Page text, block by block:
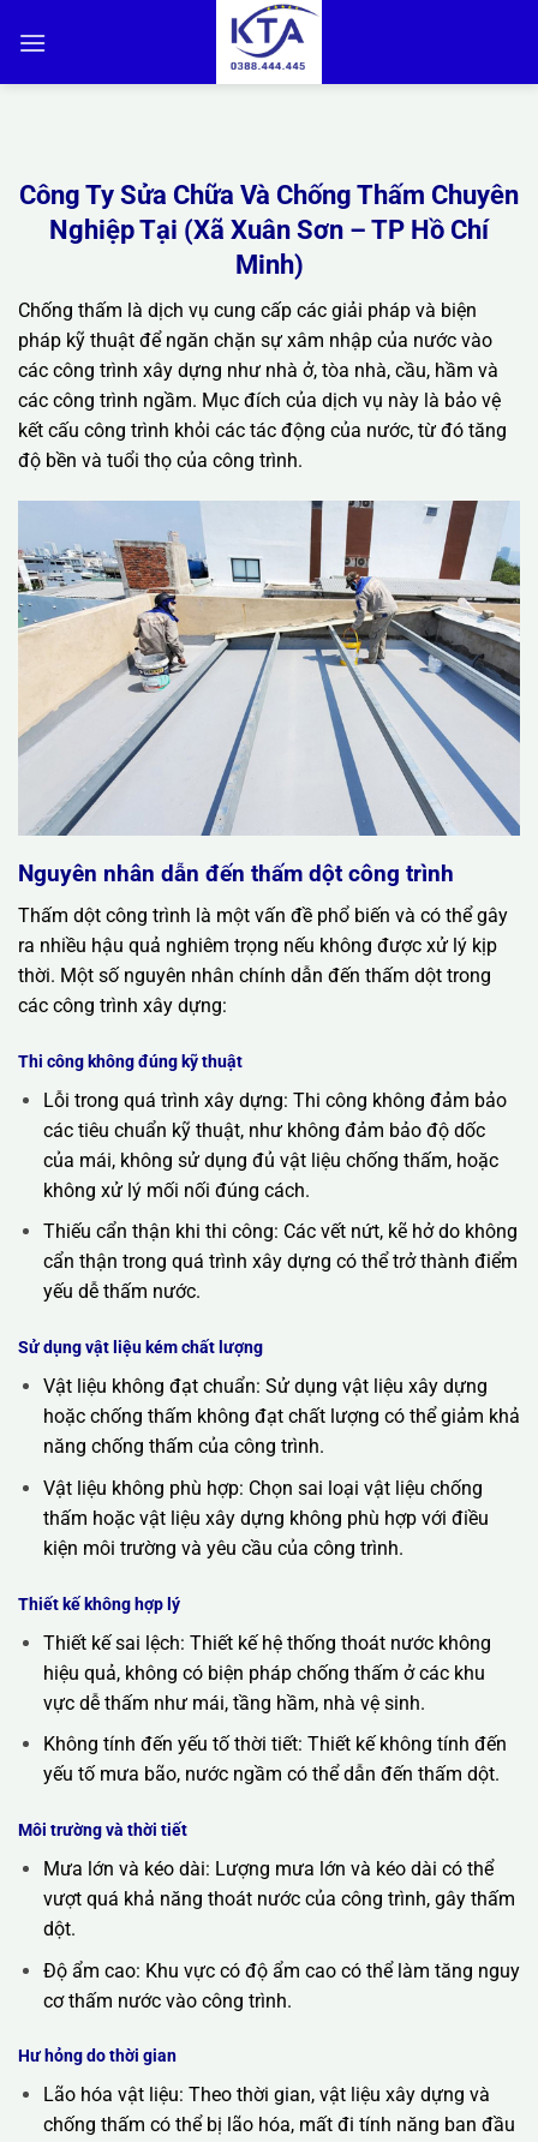
qua
Công Ty Sửa Chữa Và Chống Thấm Chuyên
Nghiệp Tại (Xã Xuân Sơn – TP Hồ Chí
Minh)
Chống thấm là dịch vụ cung cấp các giải pháp và biện
pháp kỹ thuật để ngăn chặn sự xâm nhập của nước vào
các công trình xây dựng như nhà ở, tòa nhà, cầu, hầm và
các công trình ngầm. Mục đích của dịch vụ này là bảo vệ
kết cấu công trình khỏi các tác động của nước, từ đó tăng
độ bền và tuổi thọ của công trình.
Nguyên nhân dẫn đến thấm dột công trình
Thấm dột công trình là một vấn đề phổ biến và có thể gây
ra nhiều hậu quả nghiêm trọng nếu không được xử lý kịp
thời. Một số nguyên nhân chính dẫn đến thấm dột trong
các công trình xây dựng:
Thi công không đúng kỹ thuật
Lỗi trong quá trình xây dựng: Thi công không đảm bảo
các tiêu chuẩn kỹ thuật, như không đảm bảo độ dốc
của mái, không sử dụng đủ vật liệu chống thấm, hoặc
không xử lý mối nối đúng cách.
Thiếu cẩn thận khi thi công: Các vết nứt, kẽ hở do không
cẩn thận trong quá trình xây dựng có thể trở thành điểm
yếu dễ thấm nước.
Sử dụng vật liệu kém chất lượng
Vật liệu không đạt chuẩn: Sử dụng vật liệu xây dựng
hoặc chống thấm không đạt chất lượng có thể giảm khả
năng chống thấm của công trình.
Vật liệu không phù hợp: Chọn sai loại vật liệu chống
thấm hoặc vật liệu xây dựng không phù hợp với điều
kiện môi trường và yêu cầu của công trình.
Thiết kế không hợp lý
Thiết kế sai lệch: Thiết kế hệ thống thoát nước không
hiệu quả, không có biện pháp chống thấm ở các khu
vực dễ thấm như mái, tầng hầm, nhà vệ sinh.
Không tính đến yếu tố thời tiết: Thiết kế không tính đến
yếu tố mưa bão, nước ngầm có thể dẫn đến thấm dột.
Môi trường và thời tiết
Mưa lớn và kéo dài: Lượng mưa lớn và kéo dài có thể
vượt quá khả năng thoát nước của công trình, gây thấm
dột.
Độ ẩm cao: Khu vực có độ ẩm cao có thể làm tăng nguy
cơ thấm nước vào công trình.
Hư hỏng do thời gian
Lão hóa vật liệu: Theo thời gian, vật liệu xây dựng và
chống thấm có thể bị lão hóa, mất đi tính năng ban đầu